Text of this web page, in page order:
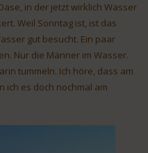
in der jetzt wirklich Wasser
Weil Sonntag ist, ist das
gut besucht. Ein paar
Nur die Männer im Wasser.
tummeln. Ich höre, dass am
ich es doch nochmal am